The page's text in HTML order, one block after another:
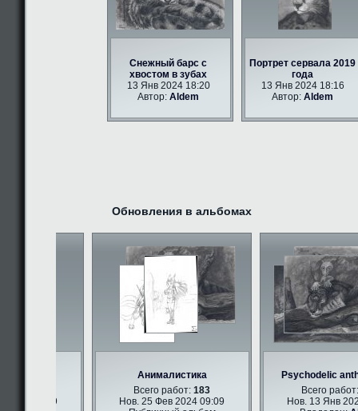
Снежный барс с
хвостом в зубах
13 Янв 2024 18:20
Автор:Aldem
Портрет сервала 2019
года
13 Янв 2024 18:16
Автор:Aldem
Обновления в альбомах
Анималистика
Всего работ:183
Нов. 25 Фев 2024 09:09
Psychodelic
Всего работ:
Нов. 13 Янв